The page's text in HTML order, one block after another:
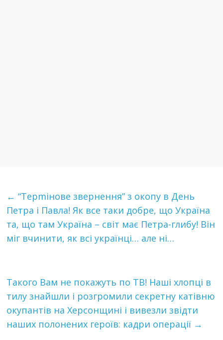
← “Терmінове звeрнeння” з окопу в День
Петра і Павла! Як все таки добре, що Україна
та, що там Україна – світ має Петра-глибу! Він
міг вчинити, як всі українці… але ні…
Такого Вам не покажуть по ТВ! Наші хлопці в
тилу знайшли і розгромили секретну катівню
окупантів на Херсонщині і вивезли звідти
наших полонених героїв: кадри операції →